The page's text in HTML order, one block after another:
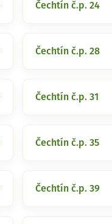
Čechtín č.p. 24
Čechtín č.p. 28
Čechtín č.p. 31
Čechtín č.p. 35
Čechtín č.p. 39